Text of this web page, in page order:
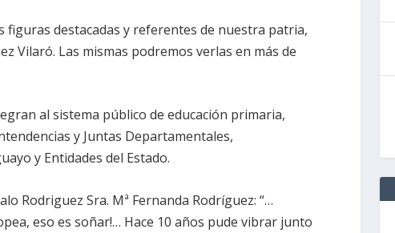
destacadas y referentes de nuestra patria,
Vilaró. Las mismas podremos verlas en más de
al sistema público de educación primaria,
y Juntas Departamentales,
y Entidades del Estado.
Rodriguez Sra. Mª Fernanda Rodríguez: “…
eso es soñar!… Hace 10 años pude vibrar junto